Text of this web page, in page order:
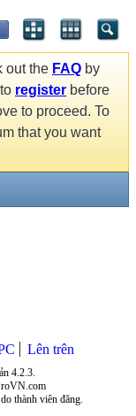
out the FAQ by
register before
to proceed. To
that you want
Lên trên
4.2.3.
thành viên đăng.